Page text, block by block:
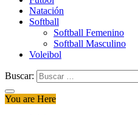
Natación​
Softball​
Softball​ Femenino
Softball​ Masculino
Voleibol​
Buscar:
You are Here